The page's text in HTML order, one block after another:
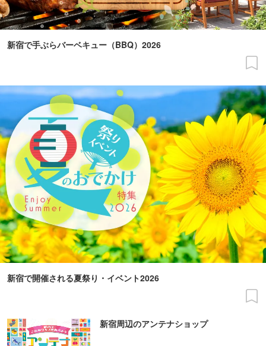
新宿で手ぶらバーベキュー（BBQ）2026
新宿で開催される夏祭り・イベント2026
新宿周辺のアンテナショップ